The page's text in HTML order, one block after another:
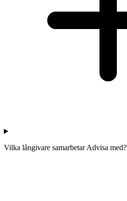
Vilka långivare samarbetar Advisa med?